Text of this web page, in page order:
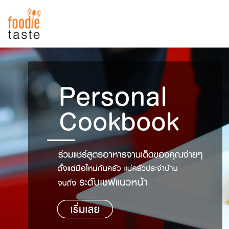
สูตรอาหาร
สูตรอาหารล่าสุด
Top Foodie
พาไปชิม
สารพันก้นครัว
เคล็ดลับน่ารู้
เปรียบเทียบหน่วยการตวง
เปรียบเทียบอุณหภูมิ
เปรียบเทียบน้ำหนักวัตถุดิบ
FoodPedia
สร้าง Cookbook